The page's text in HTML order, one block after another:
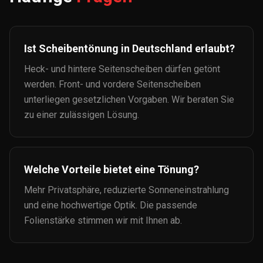
Ist Scheibentönung in Deutschland erlaubt?
Heck- und hintere Seitenscheiben dürfen getönt
werden. Front- und vordere Seitenscheiben
unterliegen gesetzlichen Vorgaben. Wir beraten Sie
zu einer zulässigen Lösung.
Welche Vorteile bietet eine Tönung?
Mehr Privatsphäre, reduzierte Sonneneinstrahlung
und eine hochwertige Optik. Die passende
Folienstärke stimmen wir mit Ihnen ab.